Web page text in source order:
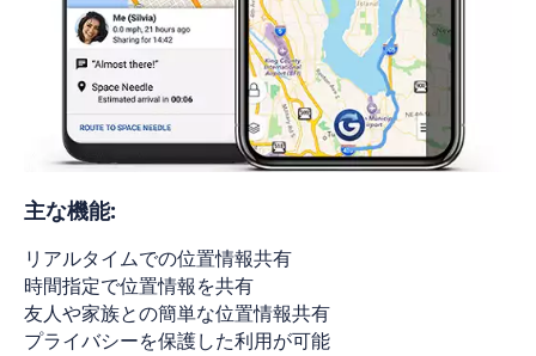
主な機能:
リアルタイムでの位置情報共有
時間指定で位置情報を共有
友人や家族との簡単な位置情報共有
プライバシーを保護した利用が可能